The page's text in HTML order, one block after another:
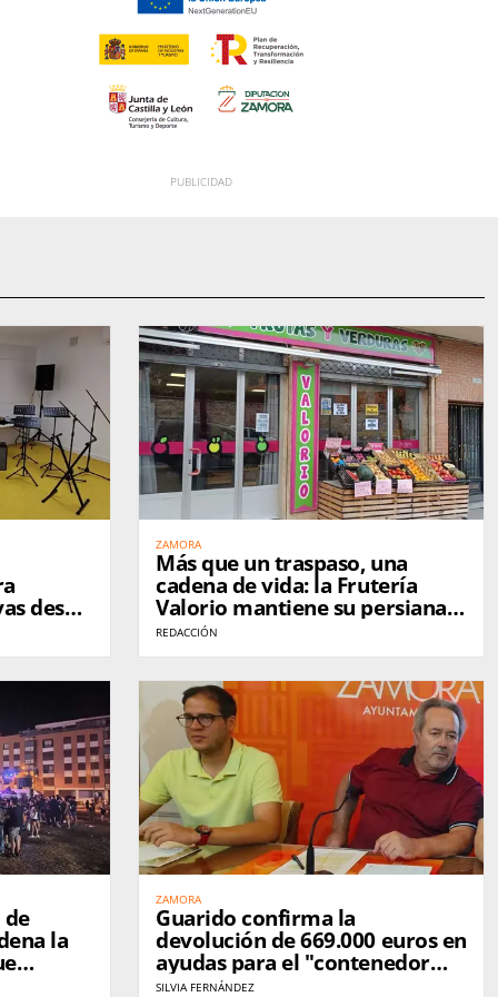
desde
ZAMORA
Más que un traspaso, una
cadena de vida: la Frutería
Valorio mantiene su persiana
levantada en Zamora
REDACCIÓN
la
ZAMORA
Guarido confirma la
devolución de 669.000 euros en
ayudas para el "contenedor
marrón": "Era imposible
SILVIA FERNÁNDEZ